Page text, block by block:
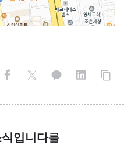
입니다를